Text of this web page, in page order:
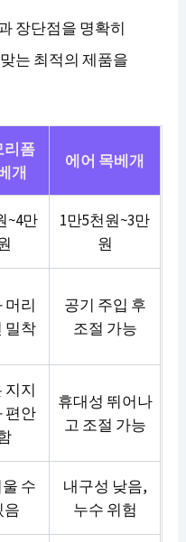
장단점을 명확히
는 최적의 제품을
리폼
개
에어 목베개
~4만
1만5천원~3만
원
머리
밀착
공기 주입 후
조절 가능
지지
편안
휴대성 뛰어나
고 조절 가능
수
음
내구성 낮음,
누수 위험